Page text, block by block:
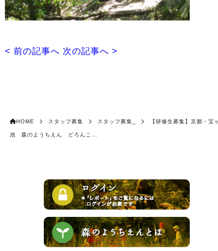
< 前の記事へ 次の記事へ >
HOME スタッフ募集 スタッフ募集_ 【研修生募集】京都・宝
池 森のようちえん どろんこ...